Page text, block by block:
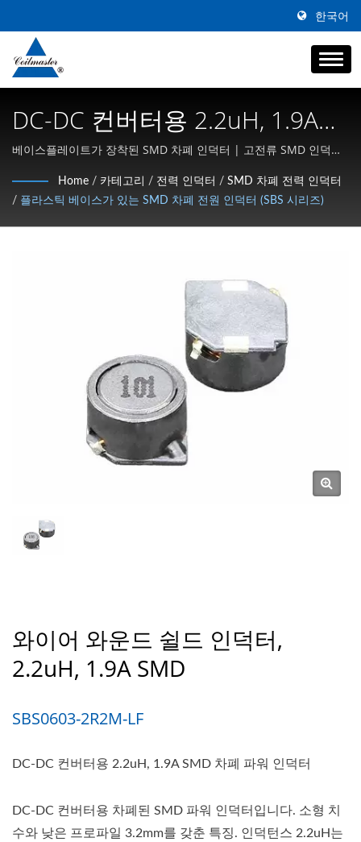
한국어
DC-DC 컨버터용 2.2uH, 1.9A
SMD 차폐 파워 인덕터 | 자기
부품 | 트랜스포머, 인덕터, 초
크 제조업체 | Coilmaster
베이스플레이트가 장착된 SMD 차폐 인덕터 | 고전류 SMD 인덕터,
Home / 카테고리 / 전력 인덕터 / SMD 차폐 전력 인덕터
/ 플라스틱 베이스가 있는 SMD 차폐 전원 인덕터 (SBS 시리즈)
와이어 와운드 쉴드 인덕터,
2.2uH, 1.9A SMD
SBS0603-2R2M-LF
DC-DC 컨버터용 2.2uH, 1.9A SMD 차폐 파워 인덕터
DC-DC 컨버터용 차폐된 SMD 파워 인덕터입니다. 소형 치
수와 낮은 프로파일 3.2mm를 갖춘 특징. 인덕턴스 2.2uH는